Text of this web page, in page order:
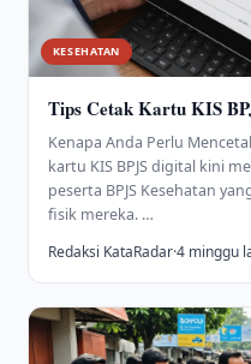
KESEHATAN
Tips Cetak Kartu KIS
Kenapa Anda Perlu
kartu KIS BPJS digital kini
peserta BPJS Kesehatan
fisik mereka. …
Redaksi KataRadar·4 minggu